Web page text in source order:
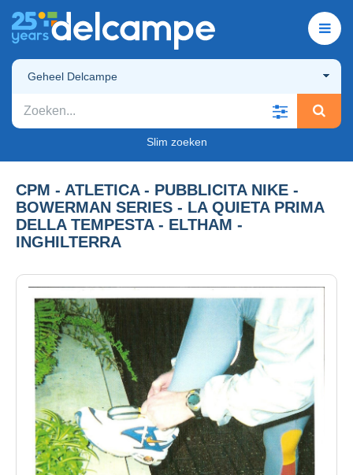
Geheel Delcampe
Slim zoeken
CPM - ATLETICA - PUBBLICITA NIKE -
BOWERMAN SERIES - LA QUIETA PRIMA
DELLA TEMPESTA - ELTHAM -
INGHILTERRA